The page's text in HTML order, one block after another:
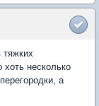
несколько
а